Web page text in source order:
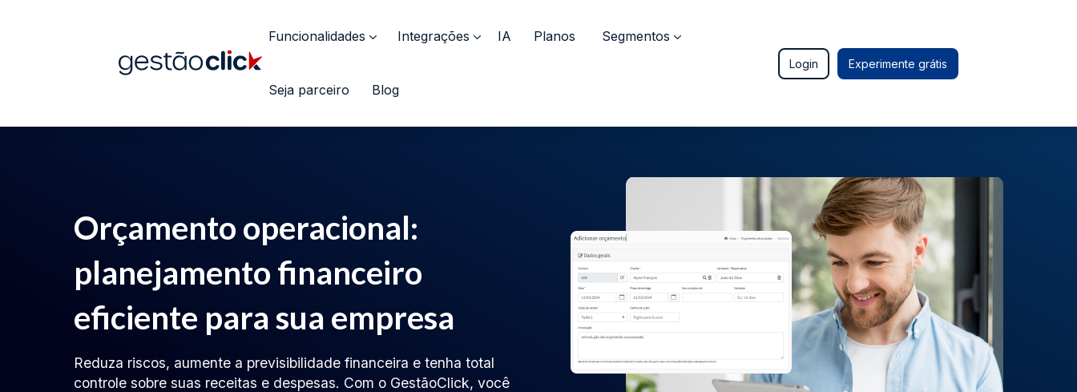
Funcionalidades Integrações IA Planos Segmentos
Seja parceiro Blog
Login Experimente grátis
Orçamento operacional:
planejamento financeiro
eficiente para sua empresa
Reduza riscos, aumente a previsibilidade financeira e tenha total
controle sobre suas receitas e despesas. Com o GestãoClick, você